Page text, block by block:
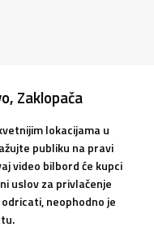
Zaklopača
lokacijama u
publiku na pravi
video bilbord će kupci
uslov za privlačenje
neophodno je